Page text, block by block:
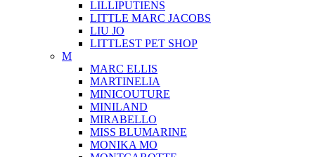
LILLIPUTIENS
LITTLE MARC JACOBS
LIU JO
LITTLEST PET SHOP
M
MARC ELLIS
MARTINELIA
MINICOUTURE
MINILAND
MIRABELLO
MISS BLUMARINE
MONIKA MO